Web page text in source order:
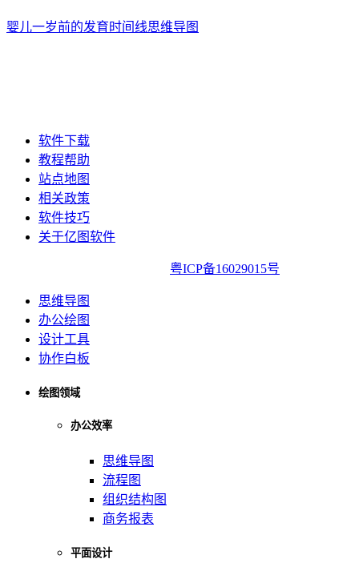
婴儿一岁前的发育时间线思维导图
软件下载
教程帮助
站点地图
相关政策
软件技巧
关于亿图软件
粤ICP备16029015号
思维导图
办公绘图
设计工具
协作白板
绘图领域
办公效率
思维导图
流程图
组织结构图
商务报表
平面设计